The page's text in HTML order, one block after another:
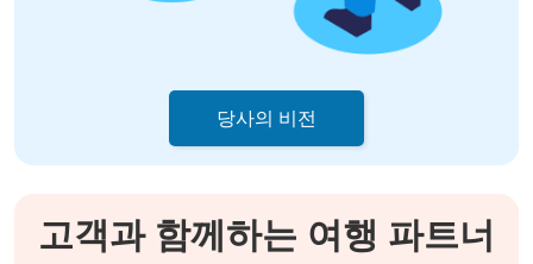
당사의 비전
고객과 함께하는 여행 파트너